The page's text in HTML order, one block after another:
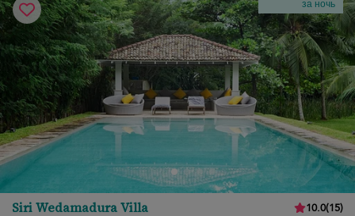
за ночь
Siri Wedamadura Villa 10.0(15)